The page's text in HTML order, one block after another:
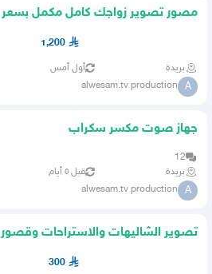
مصور تصوير زواجك كامل مكمل بسعر
1,200
بريدة أول أمس
A
alwesam.tv production
جهاز صوت مكسر سكراب
12
بريدة
قبل ٥ أيام
A
alwesam.tv production
تصوير الشاليهات والاستراحات وقصور
300